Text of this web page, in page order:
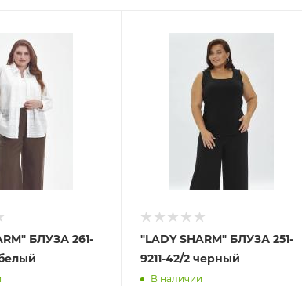
БЛУЗА 261-
"LADY SHARM" БЛУЗА 251-
9211-42/2 черный
В наличии